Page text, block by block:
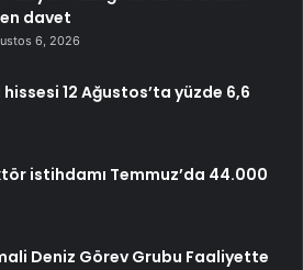
davet
6, 2026
12 Ağustos’ta yüzde 6,6
istihdamı Temmuz’da 44.000
Deniz Görev Grubu Faaliyette